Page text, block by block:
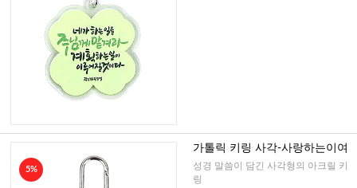
5%
가톨릭 키링 사각-사랑하는이여
성경 말씀이 담긴 사각형의 아크릴 키
링